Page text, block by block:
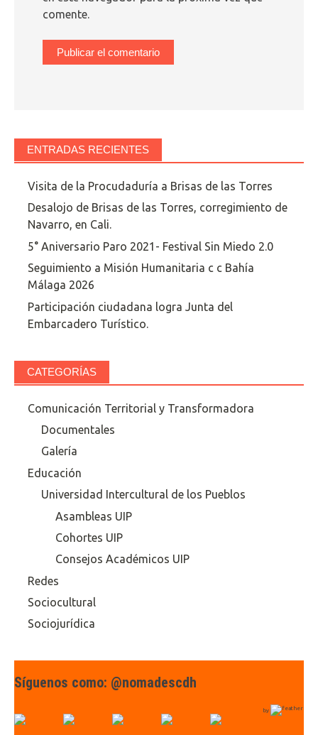
comente.
ENTRADAS RECIENTES
Visita de la Procudaduría a Brisas de las Torres
Desalojo de Brisas de las Torres, corregimiento de
Navarro, en Cali.
5° Aniversario Paro 2021- Festival Sin Miedo 2.0
Seguimiento a Misión Humanitaria c c Bahía
Málaga 2026
Participación ciudadana logra Junta del
Embarcadero Turístico.
CATEGORÍAS
Comunicación Territorial y Transformadora
Documentales
Galería
Educación
Universidad Intercultural de los Pueblos
Asambleas UIP
Cohortes UIP
Consejos Académicos UIP
Redes
Sociocultural
Sociojurídica
Síguenos como: @nomadescdh
by